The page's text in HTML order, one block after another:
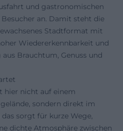
und gastronomischen
Besucher an. Damit steht die
Stadtformat mit
Wiedererkennbarkeit und
Brauchtum, Genuss und
hier nicht auf einem
sondern direkt im
sorgt für kurze Wege,
dichte Atmosphäre zwischen